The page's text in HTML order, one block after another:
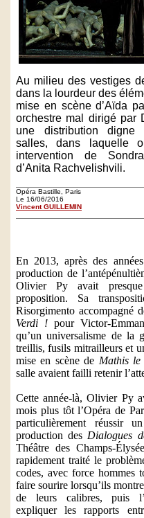
Au milieu des vestiges
dans la lourdeur des
mise en scène d’Aïda
orchestre mal dirigé par
une distribution
salles, dans laquelle
intervention de
d’Anita Rachvelishvili.
Opéra Bastille, Paris
Le 16/06/2016
Vincent GUILLEMIN
En 2013, après des
production de
Olivier Py avait
proposition. Sa
Risorgimento accompagné
Verdi ! pour Victor-
qu’un universalisme de la
treillis, fusils mitrailleurs et
mise en scène de Mathis le
salle avaient failli retenir
Cette année-là, Olivier Py
mois plus tôt l’Opéra de
particulièrement réussir
production des Dialogues
Théâtre des Champs-
rapidement traité le
codes, avec force hommes
faire sourire lorsqu’ils
de leurs calibres, puis
expliquer les rapports